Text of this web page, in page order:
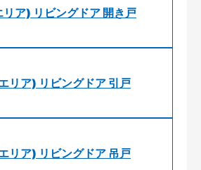
ア) リビングドア 開き戸
リア) リビングドア 引戸
リア) リビングドア 吊戸